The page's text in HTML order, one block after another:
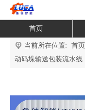
首页
当前所在位置: 首页
动码垛输送包装流水线